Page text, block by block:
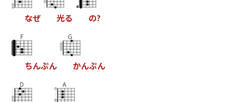
なぜ 光る の?
F
ちんぷん
G
かんぷん
D A